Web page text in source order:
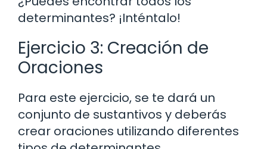
determinantes? ¡Inténtalo!
Ejercicio 3: Creación de
Oraciones
Para este ejercicio, se te dará un
conjunto de sustantivos y deberás
crear oraciones utilizando diferentes